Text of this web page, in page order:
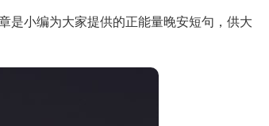
小编为大家提供的正能量晚安短句，供大